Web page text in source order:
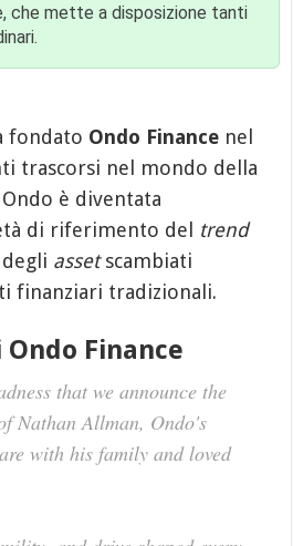
che mette a disposizione tanti
fondato Ondo Finance nel
trascorsi nel mondo della
Ondo è diventata
di riferimento del trend
assetscambiati
finanziari tradizionali.
Finance
that we announce the
Nathan Allman, Ondo's
with his family and loved